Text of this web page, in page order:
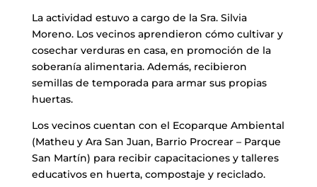
La actividad estuvo a cargo de la Sra. Silvia
Moreno. Los vecinos aprendieron cómo cultivar y
cosechar verduras en casa, en promoción de la
soberanía alimentaria. Además, recibieron
semillas de temporada para armar sus propias
huertas.
Los vecinos cuentan con el Ecoparque Ambiental
(Matheu y Ara San Juan, Barrio Procrear – Parque
San Martín) para recibir capacitaciones y talleres
educativos en huerta, compostaje y reciclado.